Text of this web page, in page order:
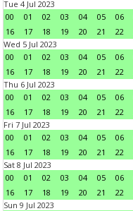
Tue 4 Jul 2023
00
01 02 03 04 05 06
16
17 18 19 20 21 22
Wed 5 Jul 2023
00
01 02 03 04 05 06
16
17 18 19 20 21 22
Thu 6 Jul 2023
00
01 02 03 04 05 06
16
17 18 19 20 21 22
Fri 7 Jul 2023
00
01 02 03 04 05 06
16
17 18 19 20 21 22
Sat 8 Jul 2023
00
01 02 03 04 05 06
16
17 18 19 20 21 22
Sun 9 Jul 2023